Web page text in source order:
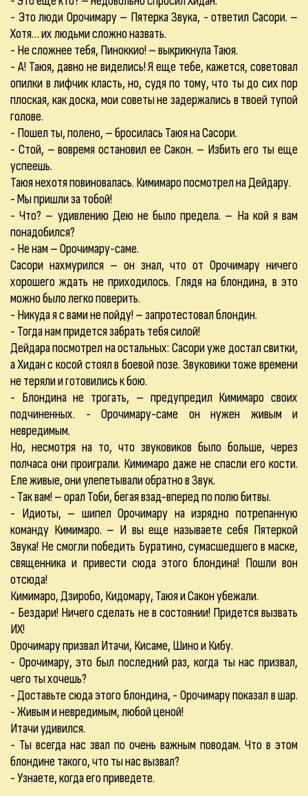
- Это люди Орочимару – Пятерка Звука, - ответил Сасори. –
Хотя… их людьми сложно назвать.
- Не сложнее тебя, Пиноккио! – выкрикнула Таюя.
- А! Таюя, давно не виделись! Я еще тебе, кажется, советовал
опилки в лифчик класть, но, судя по тому, что ты до сих пор
плоская, как доска, мои советы не задержались в твоей тупой
голове.
- Пошел ты, полено, – бросилась Таюя на Сасори.
- Стой, – вовремя остановил ее Сакон. – Избить его ты еще
успеешь.
Таюя нехотя повиновалась. Кимимаро посмотрел на Дейдару.
- Мы пришли за тобой!
- Что? – удивлению Дею не было предела. – На кой я вам
понадобился?
- Не нам – Орочимару-саме.
Сасори нахмурился – он знал, что от Орочимару ничего
хорошего ждать не приходилось. Глядя на блондина, в это
можно было легко поверить.
- Никуда я с вами не пойду! – запротестовал блондин.
- Тогда нам придется забрать тебя силой!
Дейдара посмотрел на остальных: Сасори уже достал свитки,
а Хидан с косой стоял в боевой позе. Звуковики тоже времени
не теряли и готовились к бою.
- Блондина не трогать, – предупредил Кимимаро своих
подчиненных. - Орочимару-саме он нужен живым и
невредимым.
Но, несмотря на то, что звуковиков было больше, через
полчаса они проиграли. Кимимаро даже не спасли его кости.
Еле живые, они улепетывали обратно в Звук.
- Так вам! – орал Тоби, бегая взад-вперед по полю битвы.
- Идиоты, – шипел Орочимару на изрядно потрепанную
команду Кимимаро. – И вы еще называете себя Пятеркой
Звука! Не смогли победить Буратино, сумасшедшего в маске,
священника и привести сюда этого блондина! Пошли вон
отсюда!
Кимимаро, Дзиробо, Кидомару, Таюя и Сакон убежали.
- Бездари! Ничего сделать не в состоянии! Придется вызвать
ИХ!
Орочимару призвал Итачи, Кисаме, Шино и Кибу.
- Орочимару, это был последний раз, когда ты нас призвал,
чего ты хочешь?
- Доставьте сюда этого блондина, - Орочимару показал в шар.
- Живым и невредимым, любой ценой!
Итачи удивился.
- Ты всегда нас звал по очень важным поводам. Что в этом
блондине такого, что ты нас вызвал?
- Узнаете, когда его приведете.